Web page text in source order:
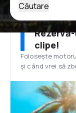
Căutare
clipe!
Folosește
și când vrei să